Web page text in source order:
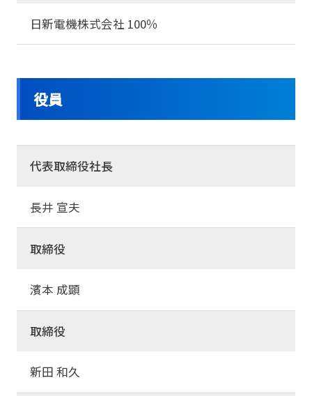
日新電機株式会社 100％
役員
代表取締役社長
長井 宣夫
取締役
濱本 成顕
取締役
新田 和久